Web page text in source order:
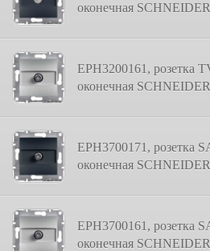
оконечная
EPH3200161, розетка
оконечная
EPH3700171, розетка
оконечная
EPH3700161, розетка
оконечная